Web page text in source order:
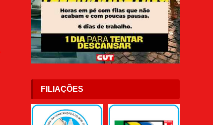
FILIAÇÕES